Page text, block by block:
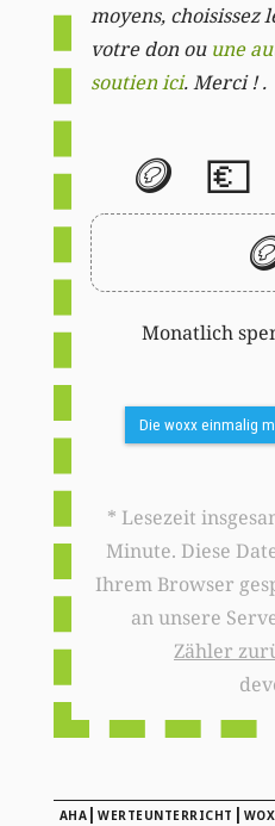
moyens, choisissez
votre don ou une
soutien ici. Merci ! .
🪙 💶
Monatlich
Die woxx einmalig
* Lesezeit
Minute. Diese
Ihrem Browser
an unsere
Zähler
AHA |WERTEUNTERRICHT |